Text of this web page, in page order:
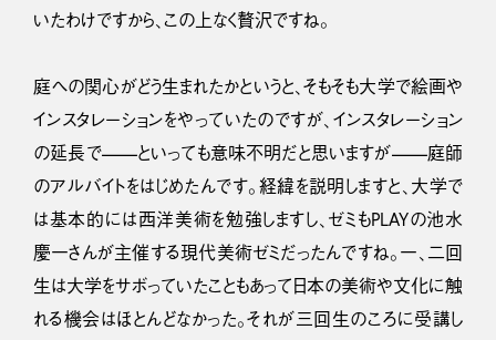
いたわけですから、この上なく贅沢ですね。
庭への関心がどう生まれたかというと、そもそも大学で絵画や
インスタレーションをやっていたのですが、インスタレーション
の延長で——といっても意味不明だと思いますが——庭師
のアルバイトをはじめたんです。経緯を説明しますと、大学で
は基本的には西洋美術を勉強しますし、ゼミもPLAYの池水
慶一さんが主催する現代美術ゼミだったんですね。一、二回
生は大学をサボっていたこともあって日本の美術や文化に触
れる機会はほとんどなかった。それが三回生のころに受講し